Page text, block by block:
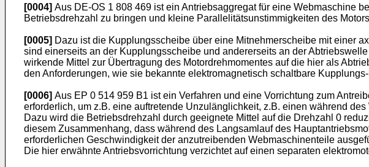
[0004] Aus DE-OS 1 808 469 ist ein Antriebsaggregat für eine Webmaschine
Betriebsdrehzahl zu bringen und kleine Parallelitätsunstimmigkeiten des
[0005] Dazu ist die Kupplungsscheibe über eine Mitnehmerscheibe mit einer
sind einerseits an der Kupplungsscheibe und andererseits an der
wirkende Mittel zur Übertragung des Motordrehmomentes auf die hier als
den Anforderungen, wie sie bekannte elektromagnetisch schaltbare
[0006] Aus EP 0 514 959 B1 ist ein Verfahren und eine Vorrichtung zum
erforderlich, um z.B. eine auftretende Unzulänglichkeit, z.B. einen während
Dazu wird die Betriebsdrehzahl durch geeignete Mittel auf die Drehzahl 0
diesem Zusammenhang, dass während des Langsamlauf des
erforderlichen Geschwindigkeit der anzutreibenden Webmaschinenteile
Die hier erwähnte Antriebsvorrichtung verzichtet auf einen separaten